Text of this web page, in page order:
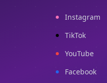
Instagram
TikTok
YouTube
Facebook